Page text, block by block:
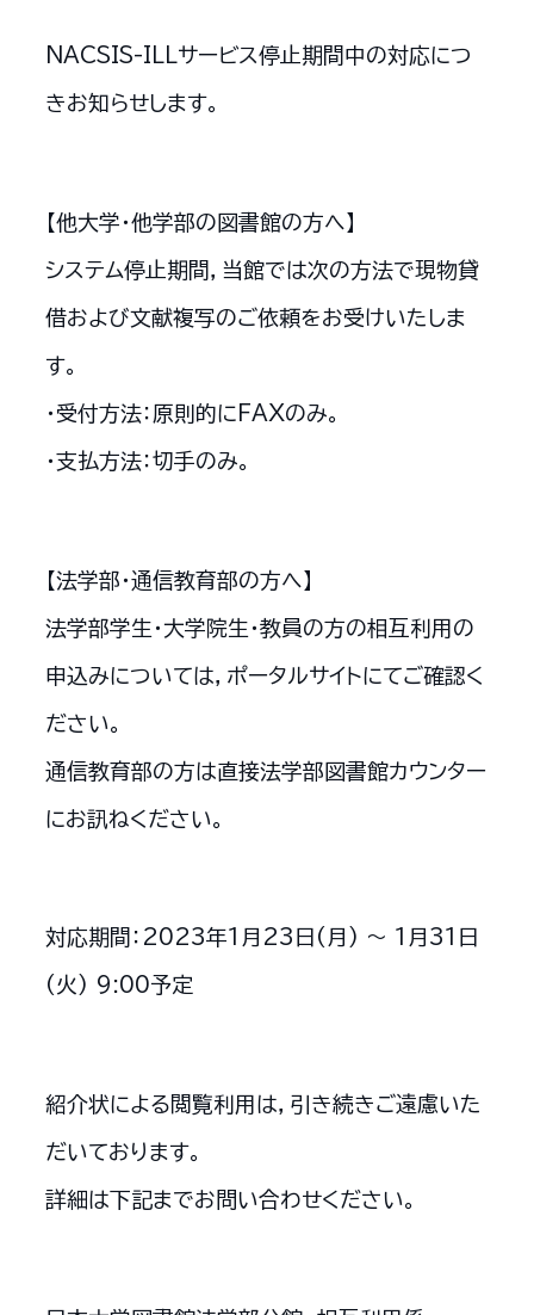
NACSIS-ILLサービス停止期間中の対応につ
きお知らせします。
【他大学・他学部の図書館の方へ】
システム停止期間，当館では次の方法で現物貸
借および文献複写のご依頼をお受けいたしま
す。
・受付方法：原則的にFAXのみ。
・支払方法：切手のみ。
【法学部・通信教育部の方へ】
法学部学生・大学院生・教員の方の相互利用の
申込みについては，ポータルサイトにてご確認く
ださい。
通信教育部の方は直接法学部図書館カウンター
にお訊ねください。
対応期間：2023年1月23日(月) ～ 1月31日
(火) 9:00予定
紹介状による閲覧利用は，引き続きご遠慮いた
だいております。
詳細は下記までお問い合わせください。